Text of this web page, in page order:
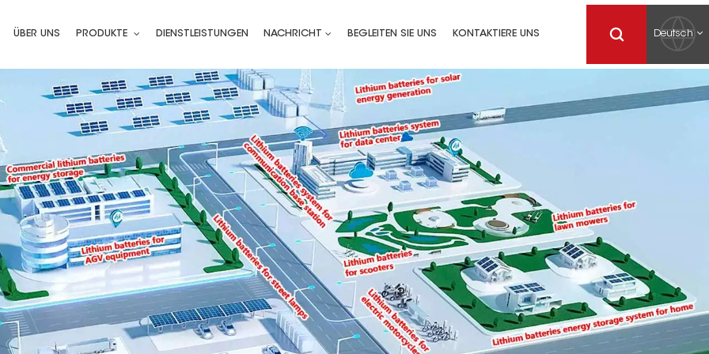
ÜBER UNS PRODUKTE DIENSTLEISTUNGEN NACHRICHT BEGLEITEN SIE UNS KONTAKTIERE UNS Deutsch